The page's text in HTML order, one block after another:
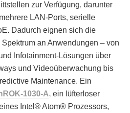
zur Verfügung, darunter
LAN-Ports, serielle
Dadurch eignen sich die
an Anwendungen – von
Infotainment-Lösungen über
und Videoüberwachung bis
Maintenance. Ein
1030-A, ein lüfterloser
Intel® Atom® Prozessors,